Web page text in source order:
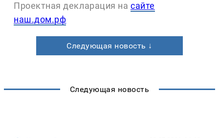
Проектная декларация на сайте
наш.дом.рф
Следующая новость ↓
Следующая новость